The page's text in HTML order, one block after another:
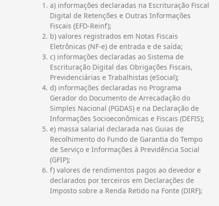
a) informações declaradas na Escrituração Fiscal
Digital de Retenções e Outras Informações
Fiscais (EFD-Reinf);
b) valores registrados em Notas Fiscais
Eletrônicas (NF-e) de entrada e de saída;
c) informações declaradas ao Sistema de
Escrituração Digital das Obrigações Fiscais,
Previdenciárias e Trabalhistas (eSocial);
d) informações declaradas no Programa
Gerador do Documento de Arrecadação do
Simples Nacional (PGDAS) e na Declaração de
Informações Socioeconômicas e Fiscais (DEFIS);
e) massa salarial declarada nas Guias de
Recolhimento do Fundo de Garantia do Tempo
de Serviço e Informações à Previdência Social
(GFIP);
f) valores de rendimentos pagos ao devedor e
declarados por terceiros em Declarações de
Imposto sobre a Renda Retido na Fonte (DIRF);